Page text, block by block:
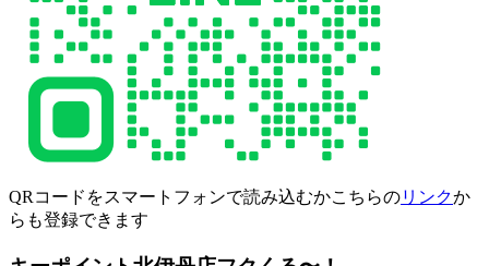
QRコードをスマートフォンで読み込むかこちらのリンクか
らも登録できます